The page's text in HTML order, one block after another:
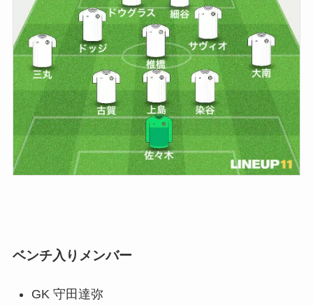
ベンチ入りメンバー
GK 守田達弥